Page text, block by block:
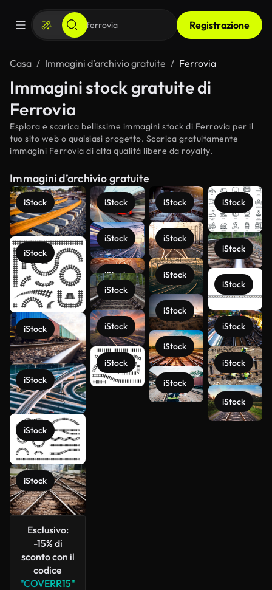
Registrazione
Casa Immagini d’archivio gratuite Ferrovia
Immagini stock gratuite di
Ferrovia
Esplora e scarica bellissime immagini stock di Ferrovia per il
tuo sito web o qualsiasi progetto. Scarica gratuitamente
immagini Ferrovia di alta qualità libere da royalty.
Immagini d’archivio gratuite
iStock
iStock
iStock
iStock
iStock
iStock
Esclusivo:
-15% di
sconto con il
codice
"COVERR15"
iStock
iStock
iStock
iStock
iStock
iStock
iStock
iStock
iStock
iStock
iStock
iStock
iStock
iStock
iStock
iStock
iStock
iStock